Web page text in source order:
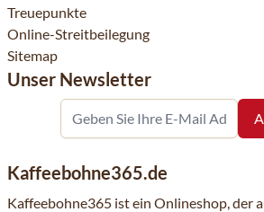
Treuepunkte
Online-Streitbeilegung
Sitemap
Unser Newsletter
Kaffeebohne365.de
Kaffeebohne365 ist ein Onlineshop, der